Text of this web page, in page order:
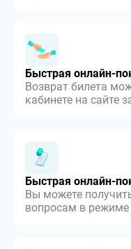
Быстрая онлайн-
Возврат билета
кабинете на сайте
Быстрая онлайн-
Вы можете
вопросам в режиме